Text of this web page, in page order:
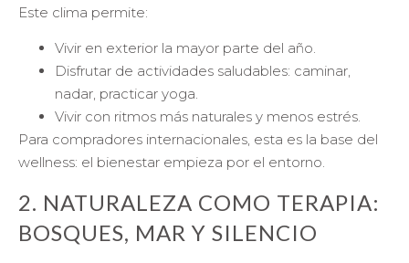
Este clima permite:
Vivir en exterior la mayor parte del año.
Disfrutar de actividades saludables: caminar,
nadar, practicar yoga.
Vivir con ritmos más naturales y menos estrés.
Para compradores internacionales, esta es la base del
wellness: el bienestar empieza por el entorno.
2. NATURALEZA COMO TERAPIA:
BOSQUES, MAR Y SILENCIO